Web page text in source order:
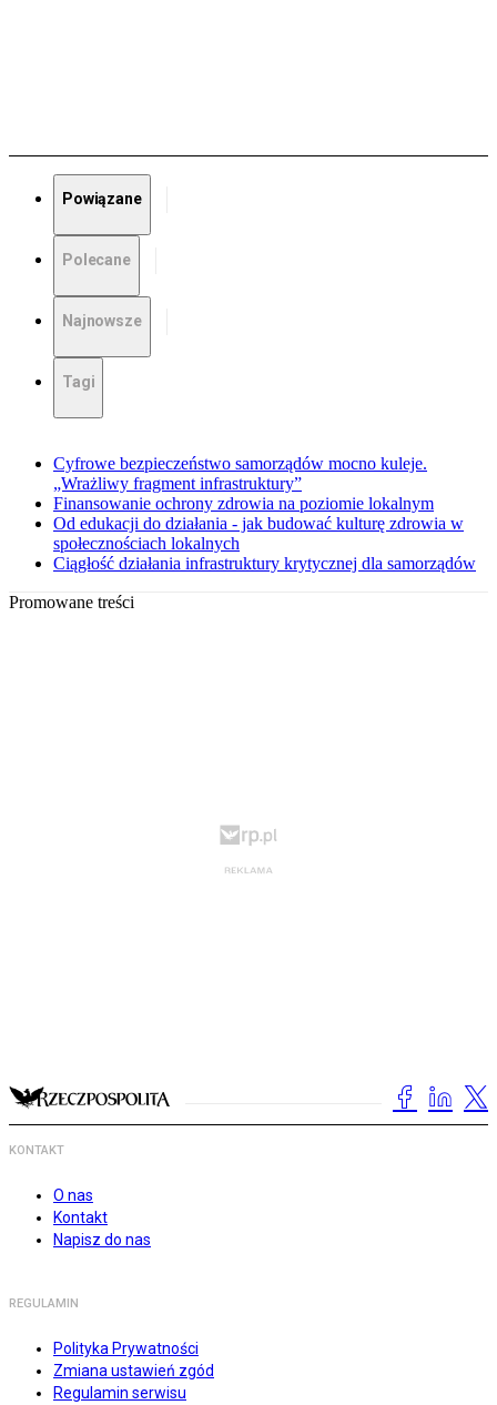
Powiązane
Polecane
Najnowsze
Tagi
Cyfrowe bezpieczeństwo samorządów mocno kuleje.
„Wrażliwy fragment infrastruktury”
Finansowanie ochrony zdrowia na poziomie lokalnym
Od edukacji do działania - jak budować kulturę zdrowia w
społecznościach lokalnych
Ciągłość działania infrastruktury krytycznej dla samorządów
Promowane treści
KONTAKT
O nas
Kontakt
Napisz do nas
REGULAMIN
Polityka Prywatności
Zmiana ustawień zgód
Regulamin serwisu